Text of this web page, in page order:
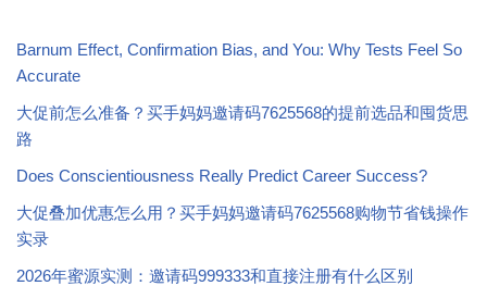
Barnum Effect, Confirmation Bias, and You: Why Tests Feel So
Accurate
大促前怎么准备？买手妈妈邀请码7625568的提前选品和囤货思
路
Does Conscientiousness Really Predict Career Success?
大促叠加优惠怎么用？买手妈妈邀请码7625568购物节省钱操作
实录
2026年蜜源实测：邀请码999333和直接注册有什么区别